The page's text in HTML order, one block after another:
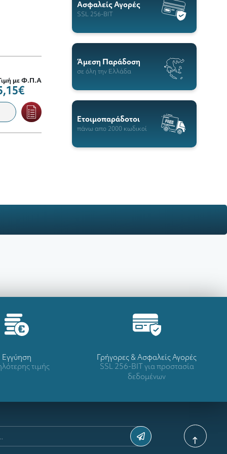
με Φ.Π.Α
Ασφαλείς Αγορές
SSL 256-BIT
Άμεση Παράδοση
σε όλη την Ελλάδα
Ετοιμοπαράδοτοι
πάνω απο 2000 κωδικοί
Eγγύηση
τιμής
Γρήγορες & Ασφαλείς Αγορές
SSL 256-BIT για προστασία
δεδομένων